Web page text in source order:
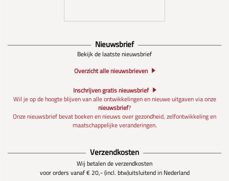
Nieuwsbrief
Bekijk de laatste nieuwsbrief
Overzicht alle nieuwsbrieven
Inschrijven gratis nieuwsbrief
Wil je op de hoogte blijven van alle ontwikkelingen en nieuwe uitgaven via onze
nieuwsbrief?
Onze nieuwsbrief bevat boeken en nieuws over gezondheid, zelfontwikkeling en
maatschappelijke veranderingen.
Verzendkosten
Wij betalen de verzendkosten
voor orders vanaf € 20,- (incl. btw)uitsluitend in Nederland